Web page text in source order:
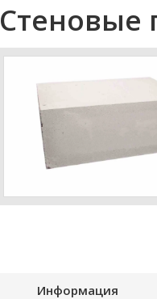
Стеновые
Информация